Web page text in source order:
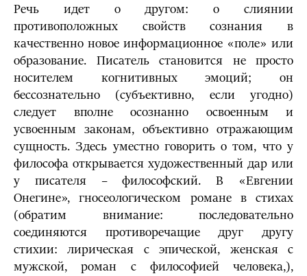
Речь идет о другом: о слиянии
противоположных свойств сознания в
качественно новое информационное «поле» или
образование. Писатель становится не просто
носителем когнитивных эмоций; он
бессознательно (субъективно, если угодно)
следует вполне осознанно освоенным и
усвоенным законам, объективно отражающим
сущность. Здесь уместно говорить о том, что у
философа открывается художественный дар или
у писателя – философский. В «Евгении
Онегине», гносеологическом романе в стихах
(обратим внимание: последовательно
соединяются противоречащие друг другу
стихии: лирическая с эпической, женская с
мужской, роман с философией человека,),